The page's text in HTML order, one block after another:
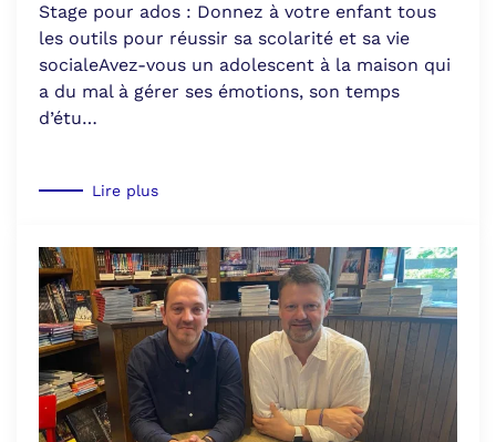
Stage pour ados : Donnez à votre enfant tous
les outils pour réussir sa scolarité et sa vie
socialeAvez-vous un adolescent à la maison qui
a du mal à gérer ses émotions, son temps
d’étu…
Lire plus